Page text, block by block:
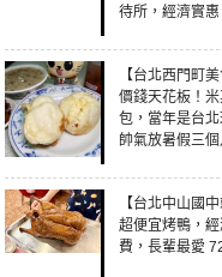
待所，經濟實
【台北西門町
價錢天花板！
包，當年是台
帥氣放暑假三
【台北中山國
超便宜烤鴨，
費，長輩最愛